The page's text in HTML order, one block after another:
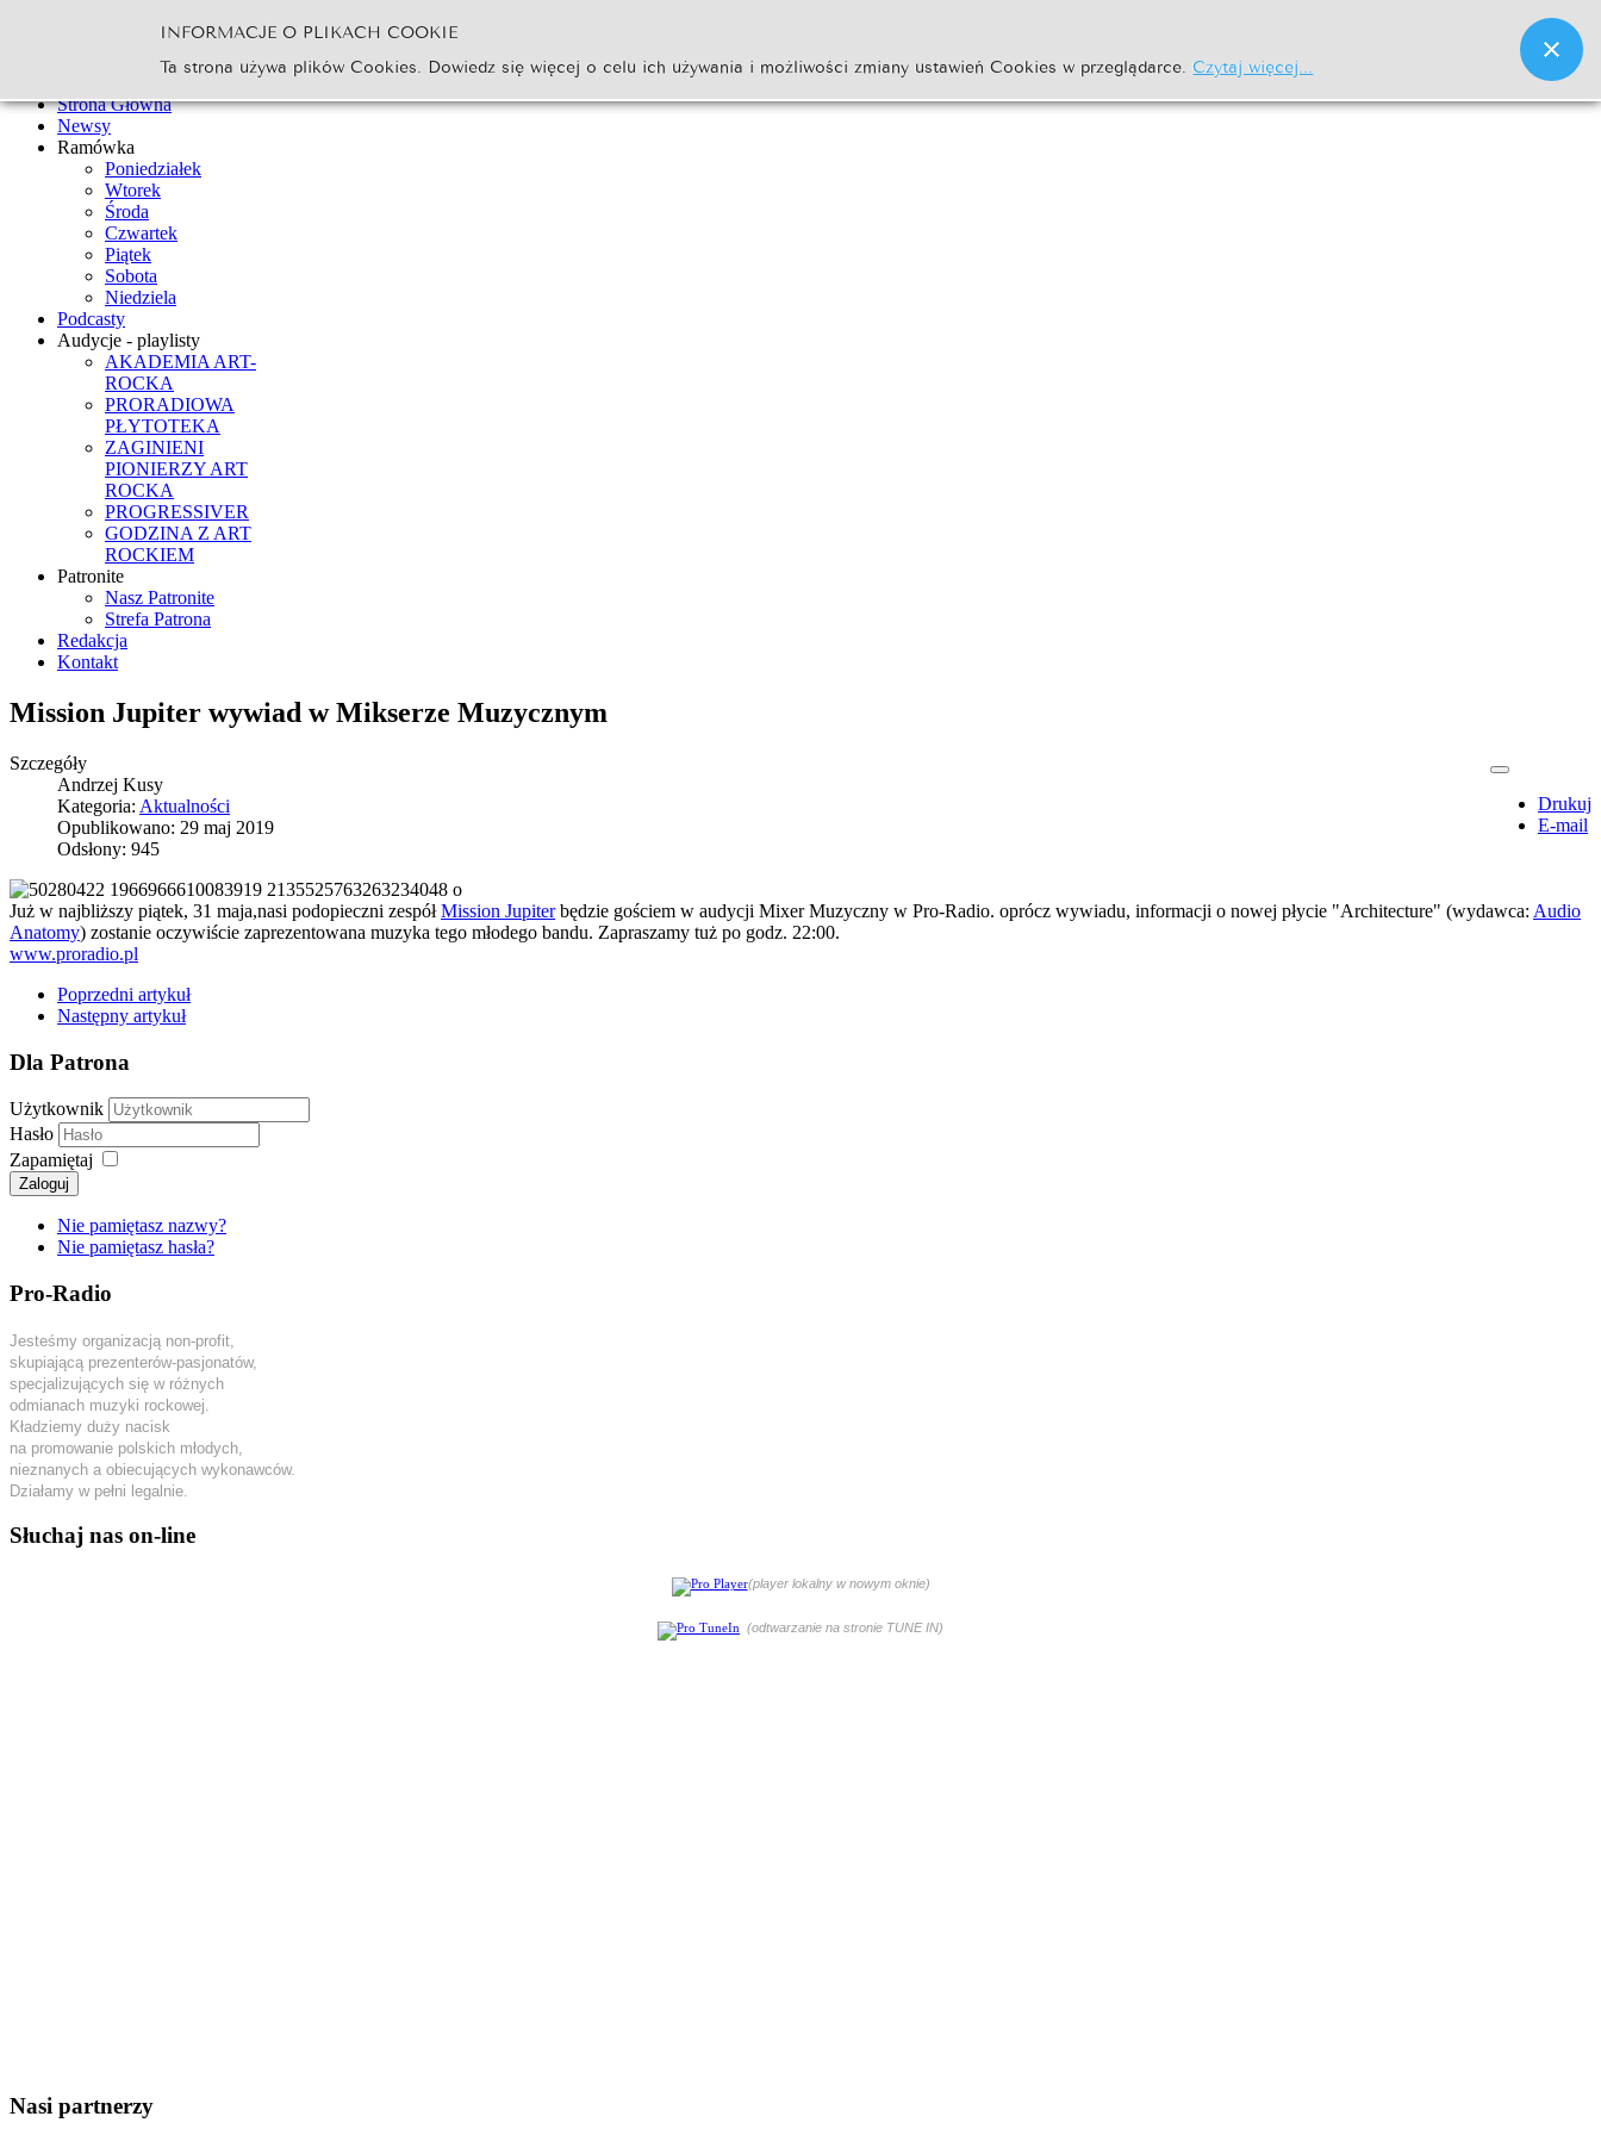
Go
Strona Główna
Newsy
Ramówka
Poniedziałek
Wtorek
Środa
Czwartek
Piątek
Sobota
Niedziela
Podcasty
Audycje - playlisty
AKADEMIA ART-
ROCKA
PRORADIOWA
PŁYTOTEKA
ZAGINIENI
PIONIERZY ART
ROCKA
PROGRESSIVER
GODZINA Z ART
ROCKIEM
Patronite
Nasz Patronite
Strefa Patrona
Redakcja
Kontakt
Mission Jupiter wywiad w Mikserze Muzycznym
Drukuj
E-mail
Szczegóły
Andrzej Kusy
Kategoria: Aktualności
Opublikowano: 29 maj 2019
Odsłony: 945
Już w najbliższy piątek, 31 maja,nasi podopieczni zespółMission Jupiterbędzie gościem w audycji Mixer Muzyczny w Pro-Radio. oprócz wywiadu, informacji o nowej płycie "Architecture" (wydawca: Audio
Anatomy) zostanie oczywiście zaprezentowana muzyka tego młodego bandu. Zapraszamy tuż po godz. 22:00.
www.proradio.pl
Poprzedni artykuł
Następny artykuł
Dla Patrona
Użytkownik
Hasło
Zapamiętaj
Zaloguj
Nie pamiętasz nazwy?
Nie pamiętasz hasła?
Pro-Radio
Jesteśmy organizacją non-profit,
skupiającą prezenterów-pasjonatów,
specjalizujących się w różnych
odmianach muzyki rockowej.
Kładziemy duży nacisk
na promowanie polskich młodych,
nieznanych a obiecujących wykonawców.
Działamy w pełni legalnie.
Słuchaj nas on-line
(player lokalny w nowym oknie)
(odtwarzanie na stronie TUNE IN)
Nasi partnerzy
INFORMACJE O PLIKACH COOKIE
Ta strona używa plików Cookies. Dowiedz się więcej o celu ich używania i możliwości zmiany ustawień Cookies w przeglądarce.Czytaj więcej...